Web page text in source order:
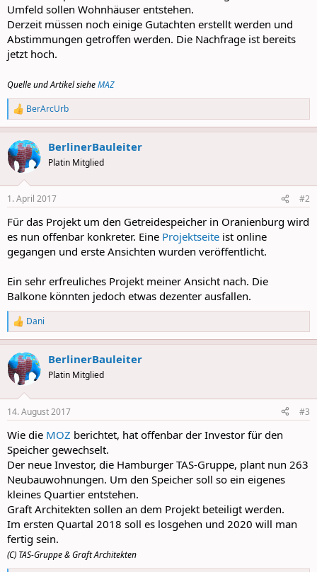
Umfeld sollen Wohnhäuser entstehen.
Derzeit müssen noch einige Gutachten erstellt werden und
Abstimmungen getroffen werden. Die Nachfrage ist bereits
jetzt hoch.
Quelle und Artikel sieheMAZ
R
e
a
c
t
i
s
BerArcUrb
BerlinerBauleiter
Platin Mitglied
1. April 2017 #2
Für das Projekt um den Getreidespeicher in Oranienburg wird
es nun offenbar konkreter. Eine Projektseite ist online
gegangen und erste Ansichten wurden veröffentlicht.
Ein sehr erfreuliches Projekt meiner Ansicht nach. Die
Balkone könnten jedoch etwas dezenter ausfallen.
R
e
a
c
t
i
s
Dani
BerlinerBauleiter
Platin Mitglied
14. August 2017 #3
Wie die MOZ berichtet, hat offenbar der Investor für den
Speicher gewechselt.
Der neue Investor, die Hamburger TAS-Gruppe, plant nun 263
Neubauwohnungen. Um den Speicher soll so ein eigenes
kleines Quartier entstehen.
Graft Architekten sollen an dem Projekt beteiligt werden.
Im ersten Quartal 2018 soll es losgehen und 2020 will man
fertig sein.
(C) TAS-Gruppe & Graft Architekten